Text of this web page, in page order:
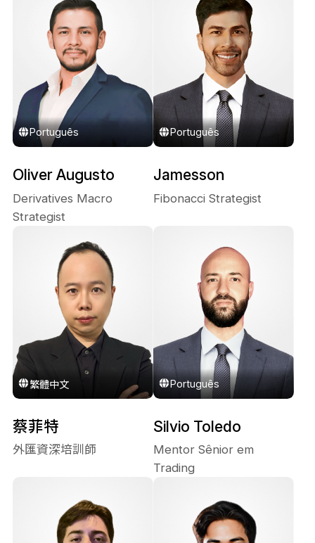
Português
Oliver Augusto
Derivatives Macro
Strategist
Português
Jamesson
Fibonacci Strategist
繁體中文
蔡菲特
外匯資深培訓師
Português
Silvio Toledo
Mentor Sênior em
Trading